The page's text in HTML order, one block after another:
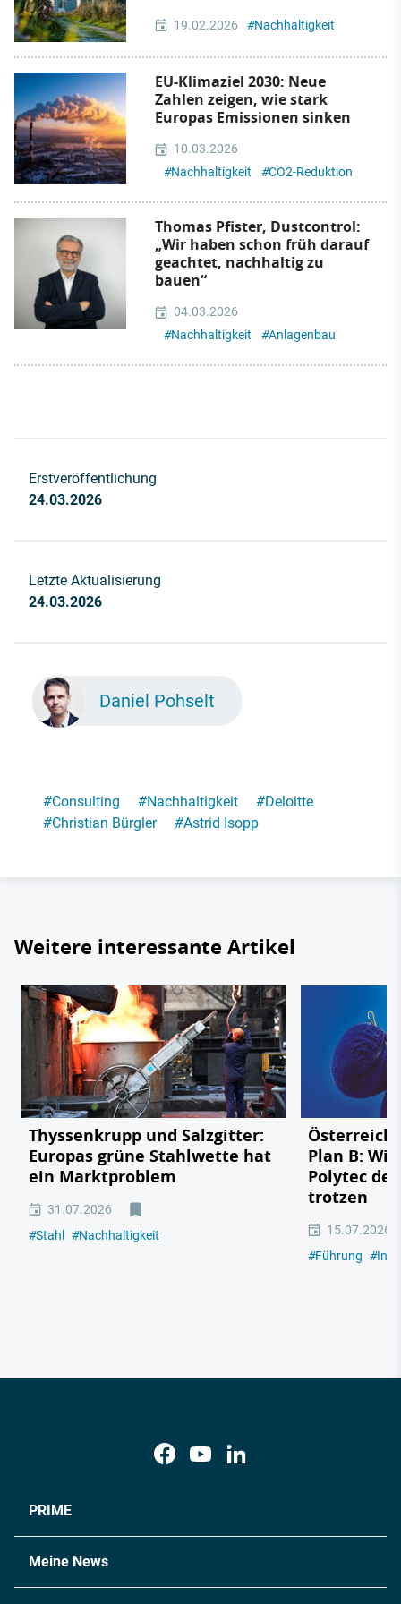
19.02.2026 #Nachhaltigkeit
EU-Klimaziel 2030: Neue
Zahlen zeigen, wie stark
Europas Emissionen sinken
10.03.2026
#Nachhaltigkeit #CO2-Reduktion
Thomas Pfister, Dustcontrol:
„Wir haben schon früh darauf
geachtet, nachhaltig zu
bauen“
04.03.2026
#Nachhaltigkeit #Anlagenbau
Erstveröffentlichung
24.03.2026
Letzte Aktualisierung
24.03.2026
Daniel Pohselt
#Consulting #Nachhaltigkeit #Deloitte
#Christian Bürgler #Astrid Isopp
Weitere interessante Artikel
Thyssenkrupp und Salzgitter:
Europas grüne Stahlwette hat
ein Marktproblem
31.07.2026
#Stahl #Nachhaltigkeit
Plan B:
Polytec
trotzen
15.07.2026
#Führung #
PRIME
Meine News